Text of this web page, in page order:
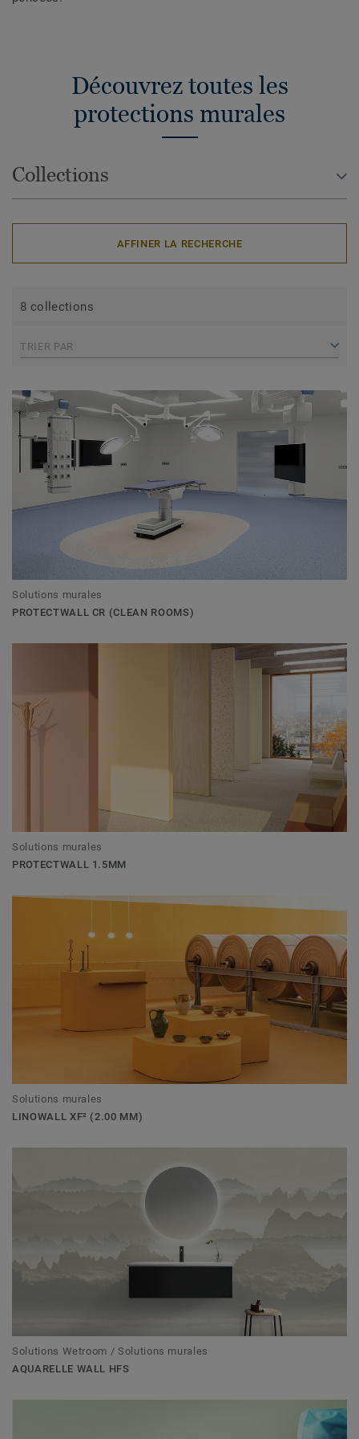
Découvrez toutes les
protections murales
Collections
AFFINER LA RECHERCHE
8 collections
TRIER PAR
Solutions murales
PROTECTWALL CR (CLEAN ROOMS)
Solutions murales
PROTECTWALL 1.5MM
Solutions murales
LINOWALL XF² (2.00 MM)
Solutions Wetroom / Solutions murales
AQUARELLE WALL HFS